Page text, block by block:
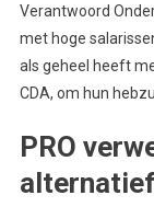
Verantwoord
met hoge
als geheel heeft
CDA, om hun
PRO